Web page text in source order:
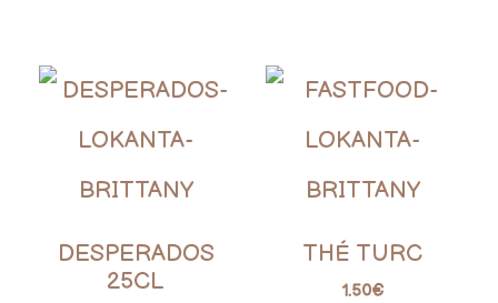
DESPERADOS
25CL
THÉ TURC
1.50€